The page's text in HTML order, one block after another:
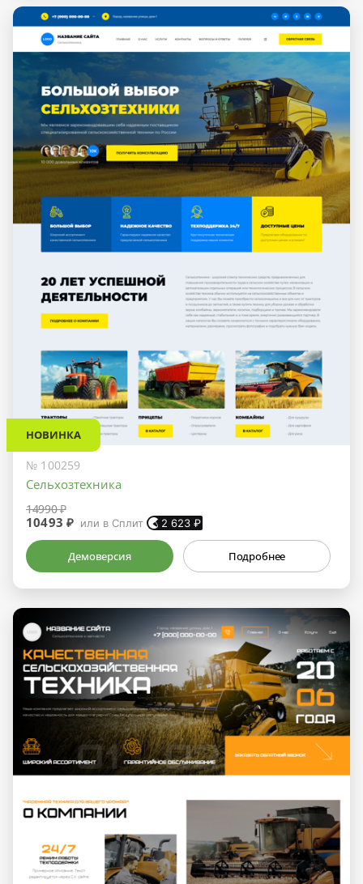
НОВИНКА
№ 100259
Сельхозтехника
14990 ₽
10493 ₽ или в Сплит 2 623 ₽
Демоверсия Подробнее